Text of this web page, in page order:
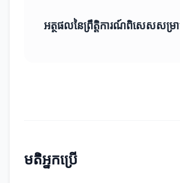
អត្ថផលនៃព្រឹត្តិការណ៍ពិសេសសម្រា
មតិអ្នកប្រើ